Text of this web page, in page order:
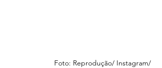
Foto: Reprodução/ Instagram/